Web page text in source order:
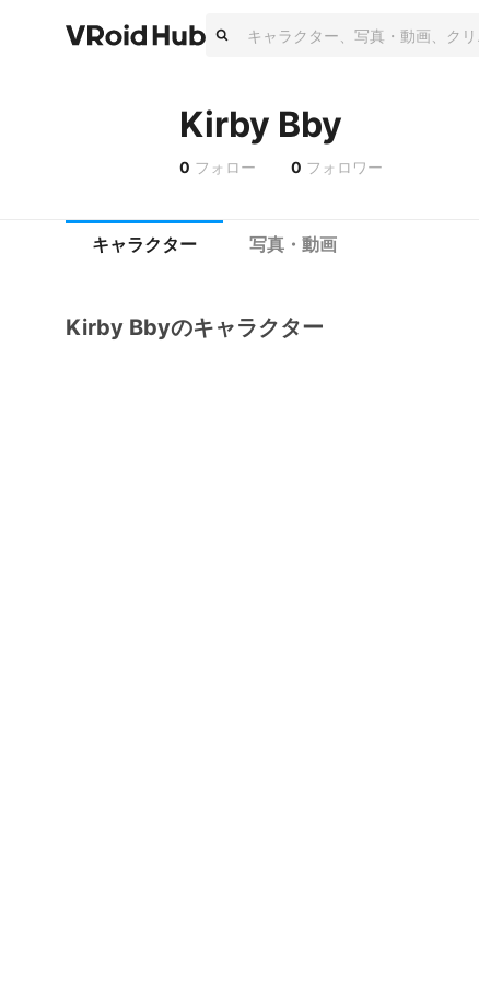
Kirby Bby
0 フォロー 0 フォロワー
キャラクター 写真・動画
Kirby Bbyのキャラクター